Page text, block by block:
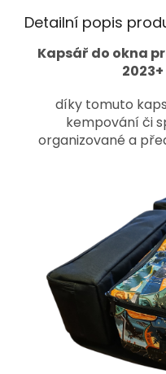
Detailní popis
Kapsář do okna
díky tomuto
kempování či
organizované a